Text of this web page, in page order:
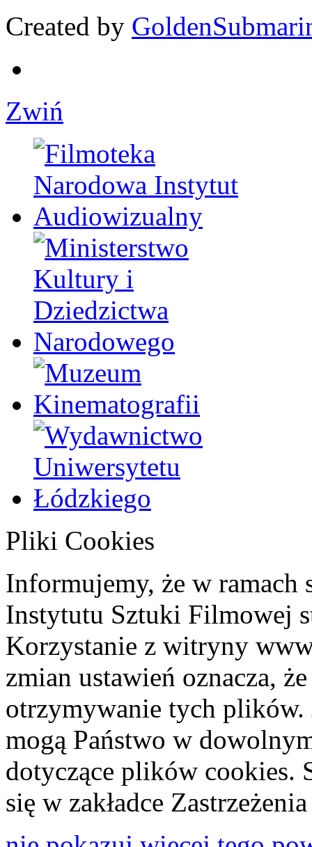
Created by
Zwiń
Pliki Cookies
Informujemy, że w ramach
Instytutu Sztuki Filmowej
Korzystanie z witryny
zmian ustawień oznacza,
otrzymywanie tych plików.
mogą Państwo w
dotyczące plików cookies.
się w zakładce